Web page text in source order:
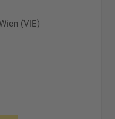
(VIE)